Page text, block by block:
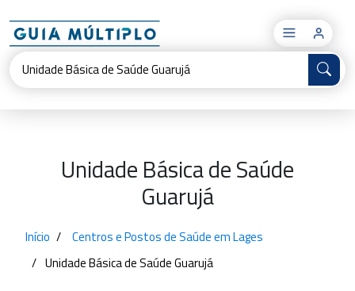
×
Unidade Básica de Saúde
Guarujá
Início
Centros e Postos de Saúde em Lages
Unidade Básica de Saúde Guarujá